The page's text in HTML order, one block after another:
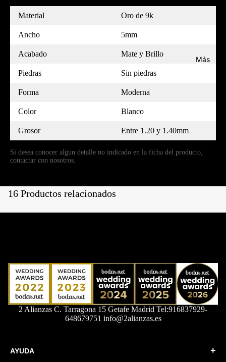
Más
Material Oro de 9k
Ancho 5mm
Acabado Mate y Brillo
Piedras Sin piedras
Forma Moderna
Color Blanco
Grosor Entre 1.20 y 1.40mm
Si desea conocer algun detalle no indicado en la ficha del producto,
contactar con nosotros.
16 Productos relacionados
2 Alianzas C. Tarragona 15 Getafe Madrid Tel:916837929-
648679751 info@2alianzas.es
AYUDA +